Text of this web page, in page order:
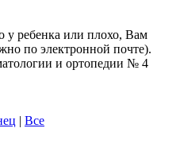
у ребенка или плохо, Вам
по электронной почте).
и ортопедии № 4
Все